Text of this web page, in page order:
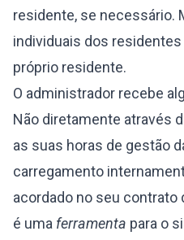
residente, se necessário.
individuais dos
próprio residente.
O administrador recebe
Não diretamente através
as suas horas de gestão
carregamento
acordado no seu contrato
é uma ferramenta para o